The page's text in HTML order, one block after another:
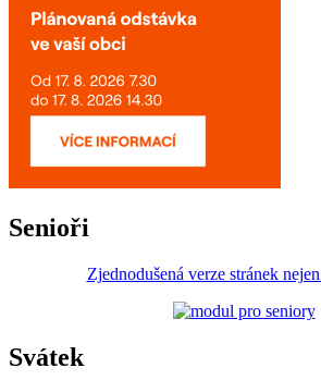
Senioři
Zjednodušená verze stránek
Svátek